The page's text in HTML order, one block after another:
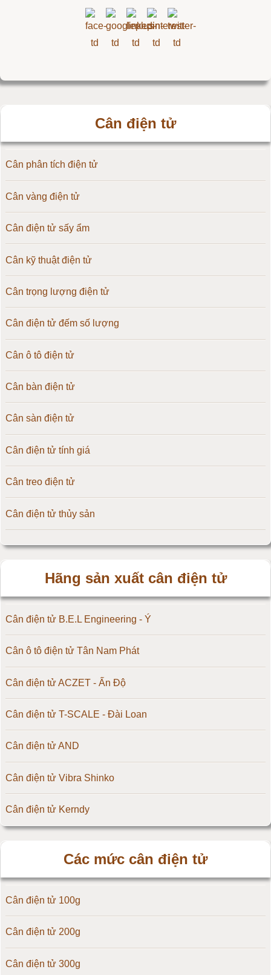
Cân điện tử
Cân phân tích điện tử
Cân vàng điện tử
Cân điện tử sấy ẩm
Cân kỹ thuật điện tử
Cân trọng lượng điện tử
Cân điện tử đếm số lượng
Cân ô tô điện tử
Cân bàn điện tử
Cân sàn điện tử
Cân điện tử tính giá
Cân treo điện tử
Cân điện tử thủy sản
Hãng sản xuất cân điện tử
Cân điện tử B.E.L Engineering - Ý
Cân ô tô điện tử Tân Nam Phát
Cân điện tử ACZET - Ấn Độ
Cân điện tử T-SCALE - Đài Loan
Cân điện tử AND
Cân điện tử Vibra Shinko
Cân điện tử Kerndy
Cân điện tử OCS
Cân điện tử Digi
Cân điện tử TNP Scacle
Các mức cân điện tử
Cân điện tử 100g
Cân điện tử 200g
Cân điện tử 300g